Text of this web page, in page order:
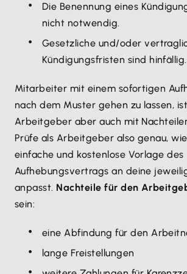
Die Benennung eines
nicht notwendig.
Gesetzliche und/oder
Kündigungsfristen sind hinfällig.
Mitarbeiter mit einem sofortigen
nach dem Muster gehen zu lassen,
Arbeitgeber aber auch mit
Prüfe als Arbeitgeber also genau,
einfache und kostenlose Vorlage des
Aufhebungsvertrags an deine
anpasst. Nachteile für den
sein:
eine Abfindung für den
lange Freistellungen